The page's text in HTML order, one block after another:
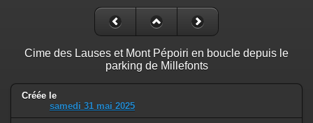
Cime des Lauses et Mont Pépoiri en boucle depuis le
parking de Millefonts
Créée le
samedi 31 mai 2025